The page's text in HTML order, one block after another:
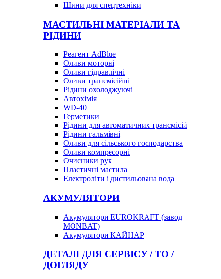
Шини для спецтехніки
МАСТИЛЬНІ МАТЕРІАЛИ ТА
РІДИНИ
Реагент AdBlue
Оливи моторні
Оливи гідравлічні
Оливи трансмісійні
Рідини охолоджуючі
Автохімія
WD-40
Герметики
Рідини для автоматичних трансмісій
Рідини гальмівні
Оливи для сільського господарства
Оливи компресорні
Очисники рук
Пластичні мастила
Електроліти і дистильована вода
АКУМУЛЯТОРИ
Акумулятори EUROKRAFT (завод
MONBAT)
Акумулятори КАЙНАР
ДЕТАЛІ ДЛЯ СЕРВІСУ / ТО /
ДОГЛЯДУ